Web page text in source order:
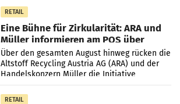
RETAIL
Eine Bühne für Zirkularität: ARA und
Müller informieren am POS über
Kreislauffähigkeit
Über den gesamten August hinweg rücken die
Altstoff Recycling Austria AG (ARA) und der
Handelskonzern Müller die Initiative
„Kreislauf-Helden“ in allen österreichischen
Müller-Filialen
RETAIL